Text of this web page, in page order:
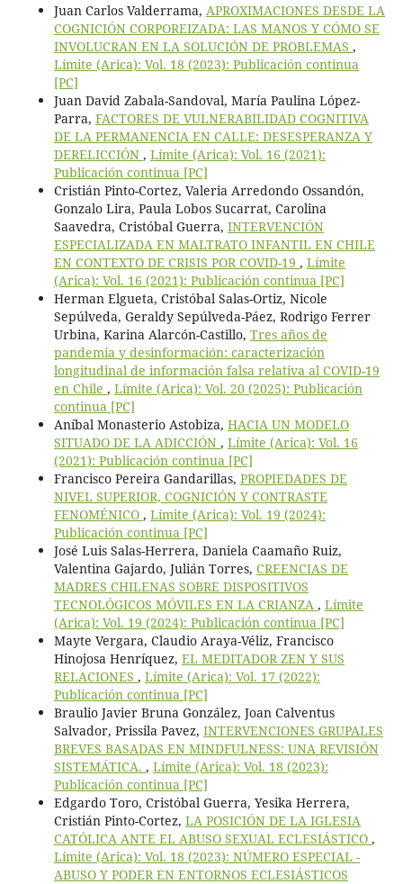
Juan Carlos Valderrama, APROXIMACIONES DESDE LA
COGNICIÓN CORPOREIZADA: LAS MANOS Y CÓMO SE
INVOLUCRAN EN LA SOLUCIÓN DE PROBLEMAS ,
Límite (Arica): Vol. 18 (2023): Publicación continua
[PC]
Juan David Zabala-Sandoval, María Paulina López-
Parra, FACTORES DE VULNERABILIDAD COGNITIVA
DE LA PERMANENCIA EN CALLE: DESESPERANZA Y
DERELICCIÓN , Límite (Arica): Vol. 16 (2021):
Publicación continua [PC]
Cristián Pinto-Cortez, Valeria Arredondo Ossandón,
Gonzalo Lira, Paula Lobos Sucarrat, Carolina
Saavedra, Cristóbal Guerra, INTERVENCIÓN
ESPECIALIZADA EN MALTRATO INFANTIL EN CHILE
EN CONTEXTO DE CRISIS POR COVID-19 , Límite
(Arica): Vol. 16 (2021): Publicación continua [PC]
Herman Elgueta, Cristóbal Salas-Ortiz, Nicole
Sepúlveda, Geraldy Sepúlveda-Páez, Rodrigo Ferrer
Urbina, Karina Alarcón-Castillo, Tres años de
pandemia y desinformación: caracterización
longitudinal de información falsa relativa al COVID-19
en Chile , Límite (Arica): Vol. 20 (2025): Publicación
continua [PC]
Aníbal Monasterio Astobiza, HACIA UN MODELO
SITUADO DE LA ADICCIÓN , Límite (Arica): Vol. 16
(2021): Publicación continua [PC]
Francisco Pereira Gandarillas, PROPIEDADES DE
NIVEL SUPERIOR, COGNICIÓN Y CONTRASTE
FENOMÉNICO , Límite (Arica): Vol. 19 (2024):
Publicación continua [PC]
José Luis Salas-Herrera, Daniela Caamaño Ruiz,
Valentina Gajardo, Julián Torres, CREENCIAS DE
MADRES CHILENAS SOBRE DISPOSITIVOS
TECNOLÓGICOS MÓVILES EN LA CRIANZA , Límite
(Arica): Vol. 19 (2024): Publicación continua [PC]
Mayte Vergara, Claudio Araya-Véliz, Francisco
Hinojosa Henríquez, EL MEDITADOR ZEN Y SUS
RELACIONES , Límite (Arica): Vol. 17 (2022):
Publicación continua [PC]
Braulio Javier Bruna González, Joan Calventus
Salvador, Prissila Pavez, INTERVENCIONES GRUPALES
BREVES BASADAS EN MINDFULNESS: UNA REVISIÓN
SISTEMÁTICA. , Límite (Arica): Vol. 18 (2023):
Publicación continua [PC]
Edgardo Toro, Cristóbal Guerra, Yesika Herrera,
Cristián Pinto-Cortez, LA POSICIÓN DE LA IGLESIA
CATÓLICA ANTE EL ABUSO SEXUAL ECLESIÁSTICO ,
Límite (Arica): Vol. 18 (2023): NÚMERO ESPECIAL -
ABUSO Y PODER EN ENTORNOS ECLESIÁSTICOS